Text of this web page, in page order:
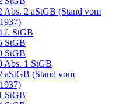
Abs. 2 aStGB (Stand vom
f. StGB
StGB
StGB
Abs. 1 StGB
aStGB (Stand vom
StGB